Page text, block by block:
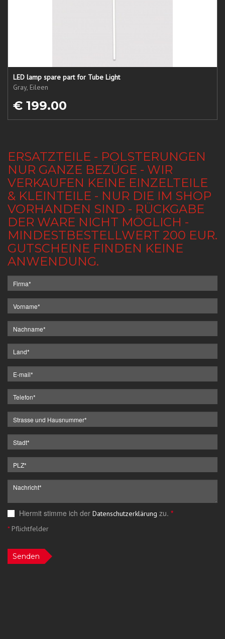
LED lamp spare part for Tube Light
Gray, Eileen
€ 199.00
ERSATZTEILE - POLSTERUNGEN
NUR GANZE BEZÜGE - WIR
VERKAUFEN KEINE EINZELTEILE
& KLEINTEILE - NUR DIE IM SHOP
VORHANDEN SIND - RÜCKGABE
DER WARE NICHT MÖGLICH -
MINDESTBESTELLWERT 200 EUR.
GUTSCHEINE FINDEN KEINE
ANWENDUNG.
Hiermit stimme ich der Datenschutzerklärung zu. *
*Pflichtfelder
Senden